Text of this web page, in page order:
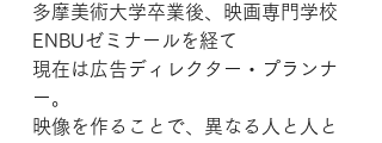
多摩美術大学卒業後、映画専門学校
ENBUゼミナールを経て
現在は広告ディレクター・プランナ
ー。
映像を作ることで、異なる人と人と